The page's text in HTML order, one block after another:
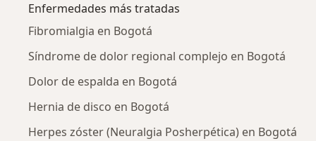
Enfermedades más tratadas
Fibromialgia en Bogotá
Síndrome de dolor regional complejo en Bogotá
Dolor de espalda en Bogotá
Hernia de disco en Bogotá
Herpes zóster (Neuralgia Posherpética) en Bogotá